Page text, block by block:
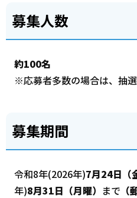
募集人数
約100名
※応募者多数の場合は、抽選
募集期間
令和8年(2026年)7月24日（
年)8月31日（月曜） まで